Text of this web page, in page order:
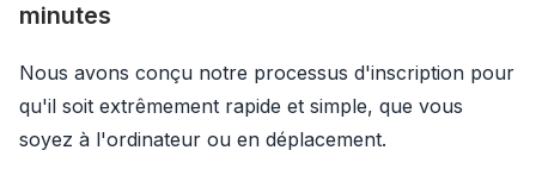
minutes
Nous avons conçu notre processus d'inscription pour
qu'il soit extrêmement rapide et simple, que vous
soyez à l'ordinateur ou en déplacement.